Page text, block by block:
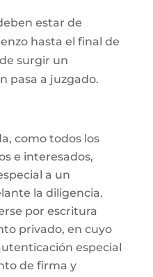
estar de
hasta el final de
surgir un
pasa a juzgado.
como todos los
e interesados,
a un
la diligencia.
por escritura
privado, en cuyo
especial
de firma y